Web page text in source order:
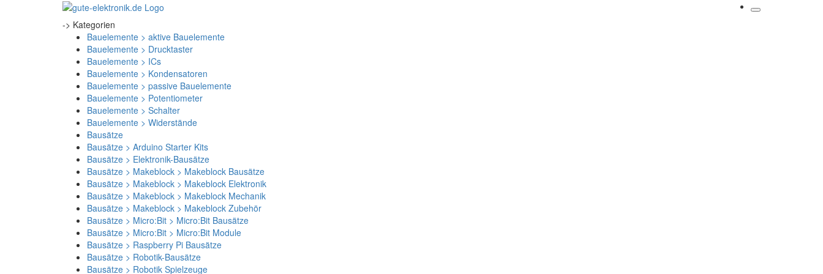
-> Kategorien
Bauelemente > aktive Bauelemente
Bauelemente > Drucktaster
Bauelemente > ICs
Bauelemente > Kondensatoren
Bauelemente > passive Bauelemente
Bauelemente > Potentiometer
Bauelemente > Schalter
Bauelemente > Widerstände
Bausätze
Bausätze > Arduino Starter Kits
Bausätze > Elektronik-Bausätze
Bausätze > Makeblock > Makeblock Bausätze
Bausätze > Makeblock > Makeblock Elektronik
Bausätze > Makeblock > Makeblock Mechanik
Bausätze > Makeblock > Makeblock Zubehör
Bausätze > Micro:Bit > Micro:Bit Bausätze
Bausätze > Micro:Bit > Micro:Bit Module
Bausätze > Raspberry Pi Bausätze
Bausätze > Robotik-Bausätze
Bausätze > Robotik Spielzeuge